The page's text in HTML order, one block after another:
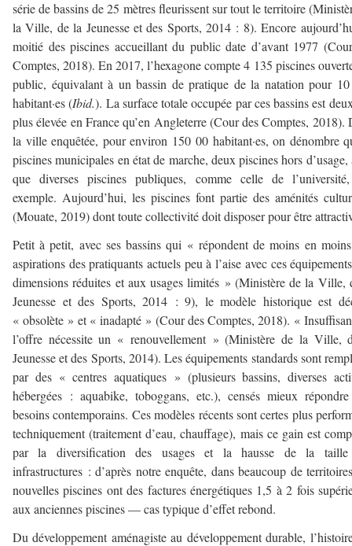
série de bassins de 25 mètres fleurissent sur tout le territoire
la Ville, de la Jeunesse et des Sports, 2014 : 8). Encore
moitié des piscines accueillant du public date d’avant 1977
Comptes, 2018). En 2017, l’hexagone compte 4 135 piscines
public, équivalant à un bassin de pratique de la natation pour
habitant·es (Ibid.). La surface totale occupée par ces bassins est
plus élevée en France qu’en Angleterre (Cour des Comptes, 2018).
la ville enquêtée, pour environ 150 00 habitant·es, on dénombre
piscines municipales en état de marche, deux piscines hors d’usage,
que diverses piscines publiques, comme celle de
exemple. Aujourd’hui, les piscines font partie des aménités
(Mouate, 2019) dont toute collectivité doit disposer pour être
Petit à petit, avec ses bassins qui « répondent de moins en
aspirations des pratiquants actuels peu à l’aise avec ces
dimensions réduites et aux usages limités » (Ministère de la Ville,
Jeunesse et des Sports, 2014 : 9), le modèle historique est
« obsolète » et « inadapté » (Cour des Comptes, 2018). «
l’offre nécessite un « renouvellement » (Ministère de la Ville,
Jeunesse et des Sports, 2014). Les équipements standards sont
par des « centres aquatiques » (plusieurs bassins, diverses
hébergées : aquabike, toboggans, etc.), censés mieux
besoins contemporains. Ces modèles récents sont certes plus
techniquement (traitement d’eau, chauffage), mais ce gain est
par la diversification des usages et la hausse de la taille
infrastructures : d’après notre enquête, dans beaucoup de
nouvelles piscines ont des factures énergétiques 1,5 à 2 fois
aux anciennes piscines — cas typique d’effet rebond.
Du développement aménagiste au développement durable,